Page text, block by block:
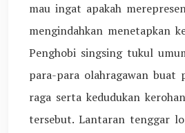
mau ingat apakah
mengindahkan menetapkan
Penghobi singsing tukul
para-para olahragawan buat
raga serta kedudukan
tersebut. Lantaran tenggar